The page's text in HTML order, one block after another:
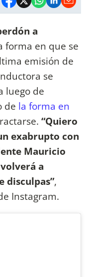
a
forma en que se
emisión de
se
luego de
de la forma en
“Quiero
exabrupto con
Mauricio
a
disculpas”,
Instagram.